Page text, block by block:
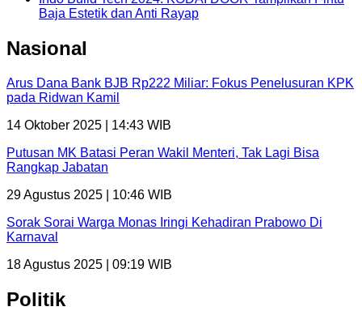
Baja Estetik dan Anti Rayap
Nasional
Arus Dana Bank BJB Rp222 Miliar: Fokus Penelusuran KPK
pada Ridwan Kamil
14 Oktober 2025 | 14:43 WIB
Putusan MK Batasi Peran Wakil Menteri, Tak Lagi Bisa
Rangkap Jabatan
29 Agustus 2025 | 10:46 WIB
Sorak Sorai Warga Monas Iringi Kehadiran Prabowo Di
Karnaval
18 Agustus 2025 | 09:19 WIB
Politik